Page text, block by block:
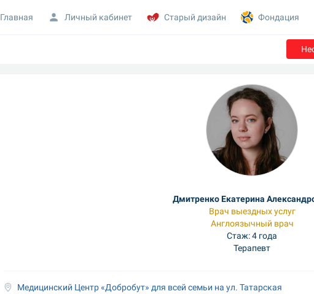
Дмитренко Екатерина
Врач выездных услуг
Англоязычный врач
Стаж: 4 года
Терапевт
Медицинский Центр «Добробут» для всей семьи на ул. Татарская
Главная Личный кабинет Старый дизайн Фондация